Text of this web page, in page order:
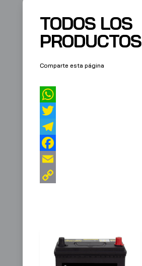
TODOS LOS
PRODUCTOS
Comparte esta página